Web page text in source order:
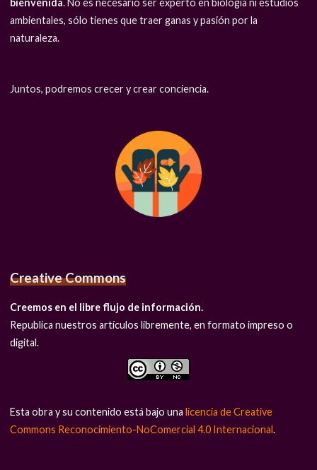
ambientales, sólo tienes que traer ganas y pasión por la
naturaleza.
Juntos, podremos crecer y crear conciencia.
Creative Commons
Creemos en el libre flujo de información.
Republica nuestros artículos libremente, en formato impreso o
digital.
Esta obra y su contenido está bajo unalicencia de Creative
Commons Reconocimiento-NoComercial 4.0 Internacional.